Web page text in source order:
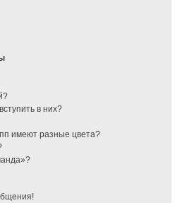
в них?
имеют разные цвета?